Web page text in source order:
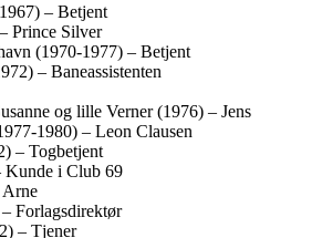
– Betjent
Prince Silver
(1970-1977) – Betjent
– Baneassistenten
og lille Verner (1976) – Jens
1980) – Leon Clausen
– Togbetjent
Kunde i Club 69
Forlagsdirektør
– Tjener